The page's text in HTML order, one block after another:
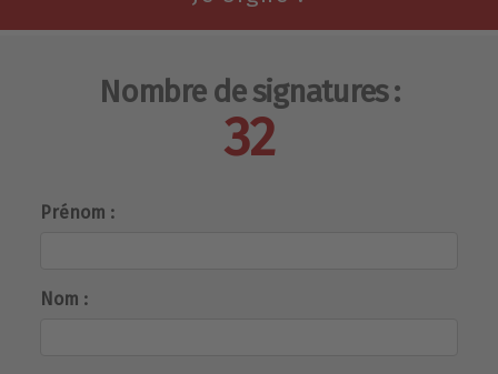
Nombre de signatures :
32
Prénom :
Nom :